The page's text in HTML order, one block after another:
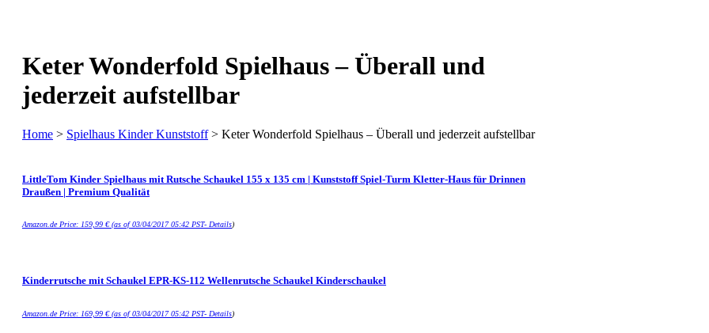
Keter Wonderfold Spielhaus – Überall und
jederzeit aufstellbar
Home > Spielhaus Kinder Kunststoff> Keter Wonderfold Spielhaus – Überall und jederzeit aufstellbar
LittleTom Kinder Spielhaus mit Rutsche Schaukel 155 x 135 cm | Kunststoff Spiel-Turm Kletter-Haus für Drinnen
Draußen | Premium Qualität
Amazon.de Price: 159,99 €(as of 03/04/2017 05:42 PST- Details)
Kinderrutsche mit Schaukel EPR-KS-112 Wellenrutsche Schaukel Kinderschaukel
Amazon.de Price: 169,99 €(as of 03/04/2017 05:42 PST- Details)